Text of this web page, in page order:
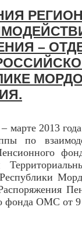
–
2013 года
по
фонда ОМС от